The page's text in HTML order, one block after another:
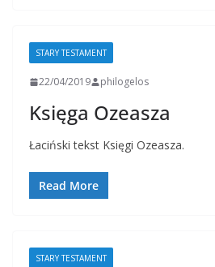
STARY TESTAMENT
22/04/2019 philogelos
Księga Ozeasza
Łaciński tekst Księgi Ozeasza.
Read More
STARY TESTAMENT